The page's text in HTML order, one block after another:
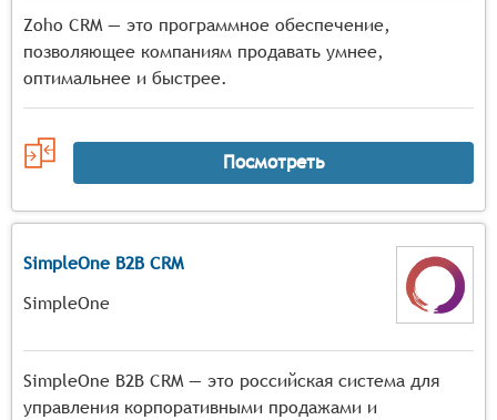
Zoho CRM — это программное обеспечение,
позволяющее компаниям продавать умнее,
оптимальнее и быстрее.
Посмотреть
SimpleOne B2B CRM
SimpleOne
SimpleOne B2B CRM — это российская система для
управления корпоративными продажами и